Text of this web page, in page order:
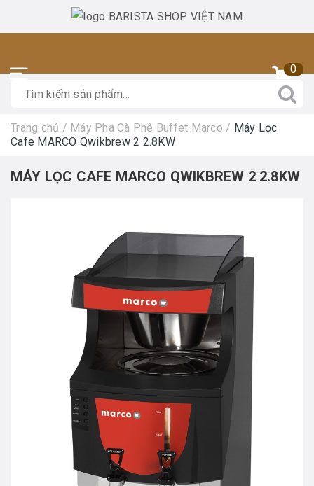
0
Trang chủ / Máy Pha Cà Phê Buffet Marco / Máy Lọc
Cafe MARCO Qwikbrew 2 2.8KW
MÁY LỌC CAFE MARCO QWIKBREW 2 2.8KW